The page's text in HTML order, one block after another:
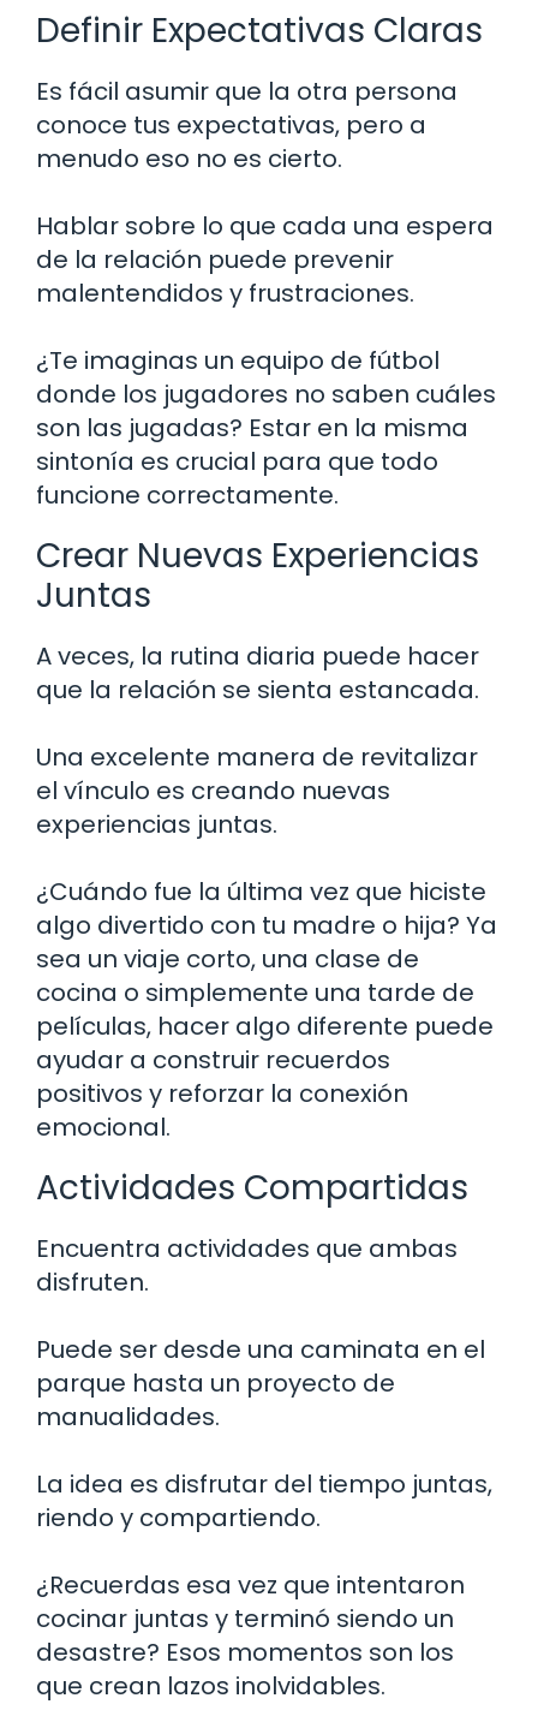
Definir Expectativas Claras
Es fácil asumir que la otra persona
conoce tus expectativas, pero a
menudo eso no es cierto.
Hablar sobre lo que cada una espera
de la relación puede prevenir
malentendidos y frustraciones.
¿Te imaginas un equipo de fútbol
donde los jugadores no saben cuáles
son las jugadas? Estar en la misma
sintonía es crucial para que todo
funcione correctamente.
Crear Nuevas Experiencias
Juntas
A veces, la rutina diaria puede hacer
que la relación se sienta estancada.
Una excelente manera de revitalizar
el vínculo es creando nuevas
experiencias juntas.
¿Cuándo fue la última vez que hiciste
algo divertido con tu madre o hija? Ya
sea un viaje corto, una clase de
cocina o simplemente una tarde de
películas, hacer algo diferente puede
ayudar a construir recuerdos
positivos y reforzar la conexión
emocional.
Actividades Compartidas
Encuentra actividades que ambas
disfruten.
Puede ser desde una caminata en el
parque hasta un proyecto de
manualidades.
La idea es disfrutar del tiempo juntas,
riendo y compartiendo.
¿Recuerdas esa vez que intentaron
cocinar juntas y terminó siendo un
desastre? Esos momentos son los
que crean lazos inolvidables.